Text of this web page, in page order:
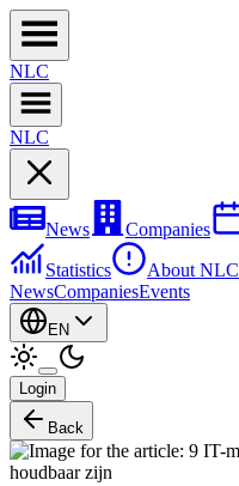
NLC
NLC
News Companies
Statistics
About NLC
NewsCompaniesEvents
EN
Login
Back